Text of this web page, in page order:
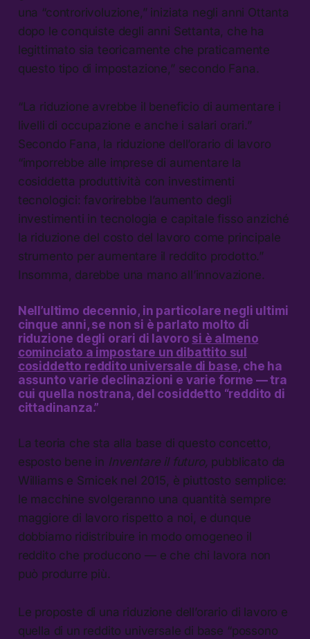
una “controrivoluzione,” iniziata negli anni Ottanta
dopo le conquiste degli anni Settanta, che ha
legittimato sia teoricamente che praticamente
questo tipo di impostazione,” secondo Fana.
“La riduzione avrebbe il beneficio di aumentare i
livelli di occupazione e anche i salari orari.”
Secondo Fana, la riduzione dell’orario di lavoro
“imporrebbe alle imprese di aumentare la
cosiddetta produttività con investimenti
tecnologici: favorirebbe l’aumento degli
investimenti in tecnologia e capitale fisso anziché
la riduzione del costo del lavoro come principale
strumento per aumentare il reddito prodotto.”
Insomma, darebbe una mano all’innovazione.
Nell’ultimo decennio, in particolare negli ultimi
cinque anni, se non si è parlato molto di
riduzione degli orari di lavoro si è almeno
cominciato a impostare un dibattito sul
cosiddetto reddito universale di base, che ha
assunto varie declinazioni e varie forme — tra
cui quella nostrana, del cosiddetto “reddito di
cittadinanza.”
La teoria che sta alla base di questo concetto,
esposto bene in Inventare il futuro, pubblicato da
Williams e Srnicek nel 2015, è piuttosto semplice:
le macchine svolgeranno una quantità sempre
maggiore di lavoro rispetto a noi, e dunque
dobbiamo ridistribuire in modo omogeneo il
reddito che producono — e che chi lavora non
può produrre più.
Le proposte di una riduzione dell’orario di lavoro e
quella di un reddito universale di base “possono